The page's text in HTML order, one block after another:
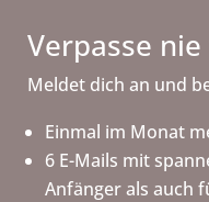
Verpasse
Meldet dich an und
Einmal im Monat
6 E-Mails mit
Anfänger als auch